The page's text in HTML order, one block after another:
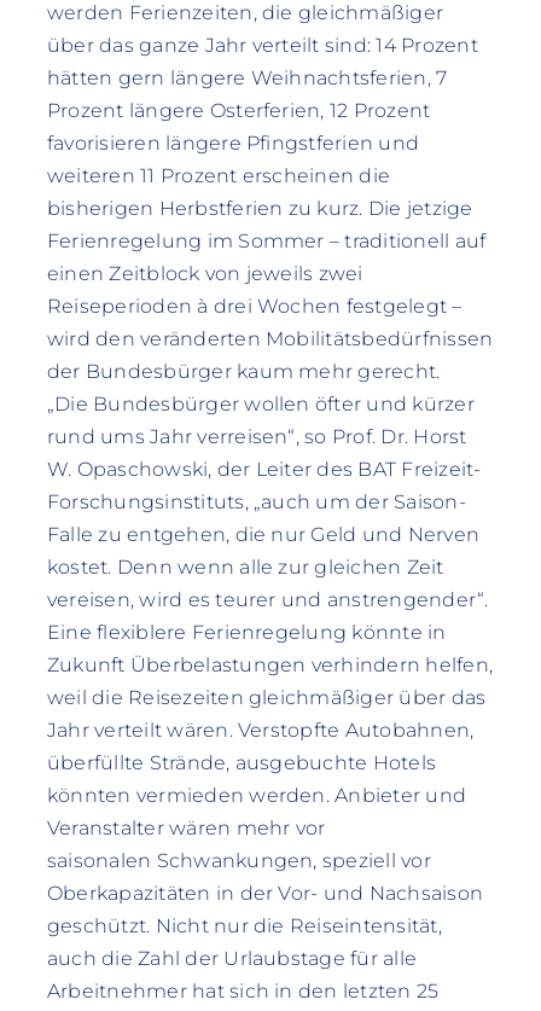
werden Ferienzeiten, die gleichmäßiger
über das ganze Jahr verteilt sind: 14 Prozent
hätten gern längere Weihnachtsferien, 7
Prozent längere Osterferien, 12 Prozent
favorisieren längere Pfingstferien und
weiteren 11 Prozent erscheinen die
bisherigen Herbstferien zu kurz. Die jetzige
Ferienregelung im Sommer – traditionell auf
einen Zeitblock von jeweils zwei
Reiseperioden à drei Wochen festgelegt –
wird den veränderten Mobilitätsbedürfnissen
der Bundesbürger kaum mehr gerecht.
„Die Bundesbürger wollen öfter und kürzer
rund ums Jahr verreisen“, so Prof. Dr. Horst
W. Opaschowski, der Leiter des BAT Freizeit-
Forschungsinstituts, „auch um der Saison-
Falle zu entgehen, die nur Geld und Nerven
kostet. Denn wenn alle zur gleichen Zeit
vereisen, wird es teurer und anstrengender“.
Eine flexiblere Ferienregelung könnte in
Zukunft Überbelastungen verhindern helfen,
weil die Reisezeiten gleichmäßiger über das
Jahr verteilt wären. Verstopfte Autobahnen,
überfüllte Strände, ausgebuchte Hotels
könnten vermieden werden. Anbieter und
Veranstalter wären mehr vor
saisonalen Schwankungen, speziell vor
Oberkapazitäten in der Vor- und Nachsaison
geschützt. Nicht nur die Reiseintensität,
auch die Zahl der Urlaubstage für alle
Arbeitnehmer hat sich in den letzten 25